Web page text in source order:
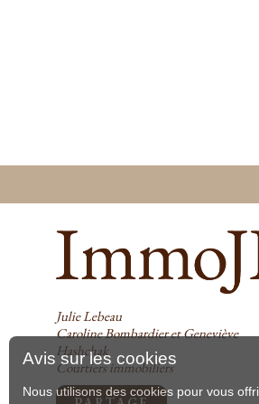
Julie Lebeau
Caroline Bombardier et Geneviève
Hashchak
Courtiers immobiliers
Avis sur les cookies
Nous utilisons des cookies pour vous